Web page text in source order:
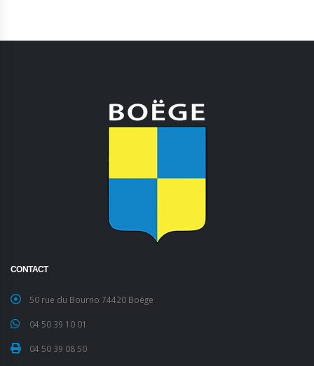
CONTACT
50 rue du Bourno 74420 Boëge
04 50 39 10 01
04 50 39 08 50